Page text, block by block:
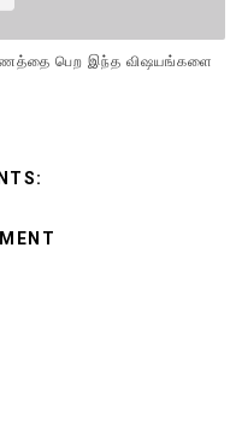
பணத்தை பெற இந்த விஷயங்களை